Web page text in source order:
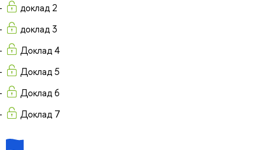
доклад 2
доклад 3
Доклад 4
Доклад 5
Доклад 6
Доклад 7